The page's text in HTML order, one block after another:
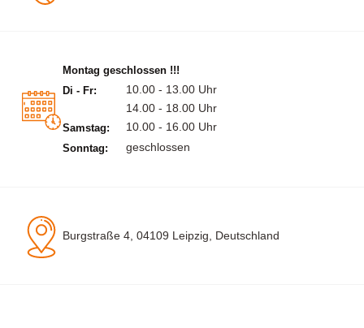
Montag geschlossen !!!
Di - Fr:
10.00 - 13.00 Uhr
14.00 - 18.00 Uhr
Samstag: 10.00 - 16.00 Uhr
Sonntag: geschlossen
Burgstraße 4, 04109 Leipzig, Deutschland